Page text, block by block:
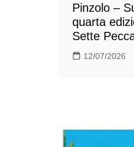
Pinzolo –
quarta
Sette
12/07/2026